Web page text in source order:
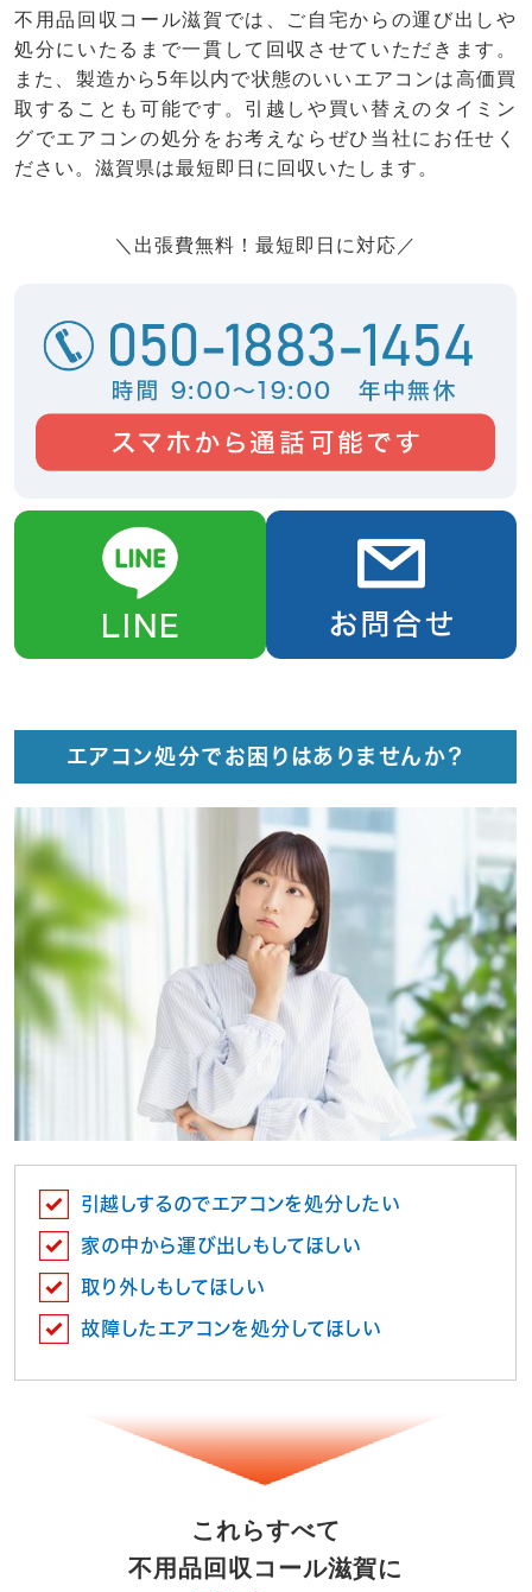
不用品回収コール滋賀では、ご自宅からの運び出しや
処分にいたるまで一貫して回収させていただきます。
また、製造から5年以内で状態のいいエアコンは高価買
取することも可能です。引越しや買い替えのタイミン
グでエアコンの処分をお考えならぜひ当社にお任せく
ださい。滋賀県は最短即日に回収いたします。
＼出張費無料！最短即日に対応／
エアコン処分でお困りはありませんか？
引越しするのでエアコンを処分したい
家の中から運び出しもしてほしい
取り外しもしてほしい
故障したエアコンを処分してほしい
これらすべて
不用品回収コール滋賀に